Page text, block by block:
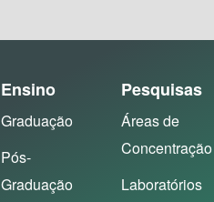
Ensino
Graduação
Pós-
Graduação
Pesquisas
Áreas de
Concentração
Laboratórios